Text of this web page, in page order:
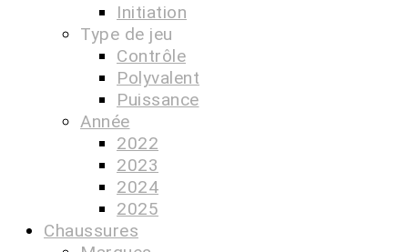
Initiation
Type de jeu
Contrôle
Polyvalent
Puissance
Année
2022
2023
2024
2025
Chaussures